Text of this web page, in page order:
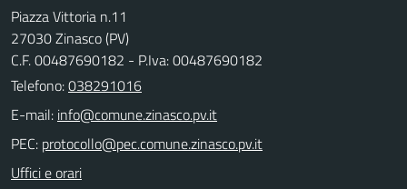
Piazza Vittoria n.11
27030 Zinasco (PV)
C.F. 00487690182 - P.Iva: 00487690182
Telefono:038291016
E-mail:
PEC:
Uffici e orari